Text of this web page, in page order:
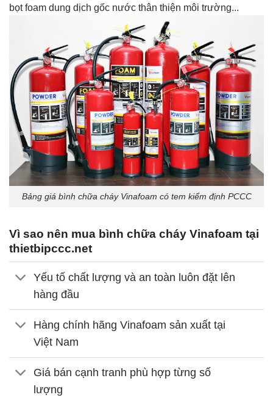
bọt foam dung dịch gốc nước thân thiện môi trường...
Bảng giá bình chữa cháy Vinafoam có tem kiểm định PCCC
Vì sao nên mua bình chữa cháy Vinafoam tại
thietbipccc.net
Yếu tố chất lượng và an toàn luôn đặt lên
hàng đầu
Hàng chính hãng Vinafoam sản xuất tại
Việt Nam
Giá bán cạnh tranh phù hợp từng số
lượng